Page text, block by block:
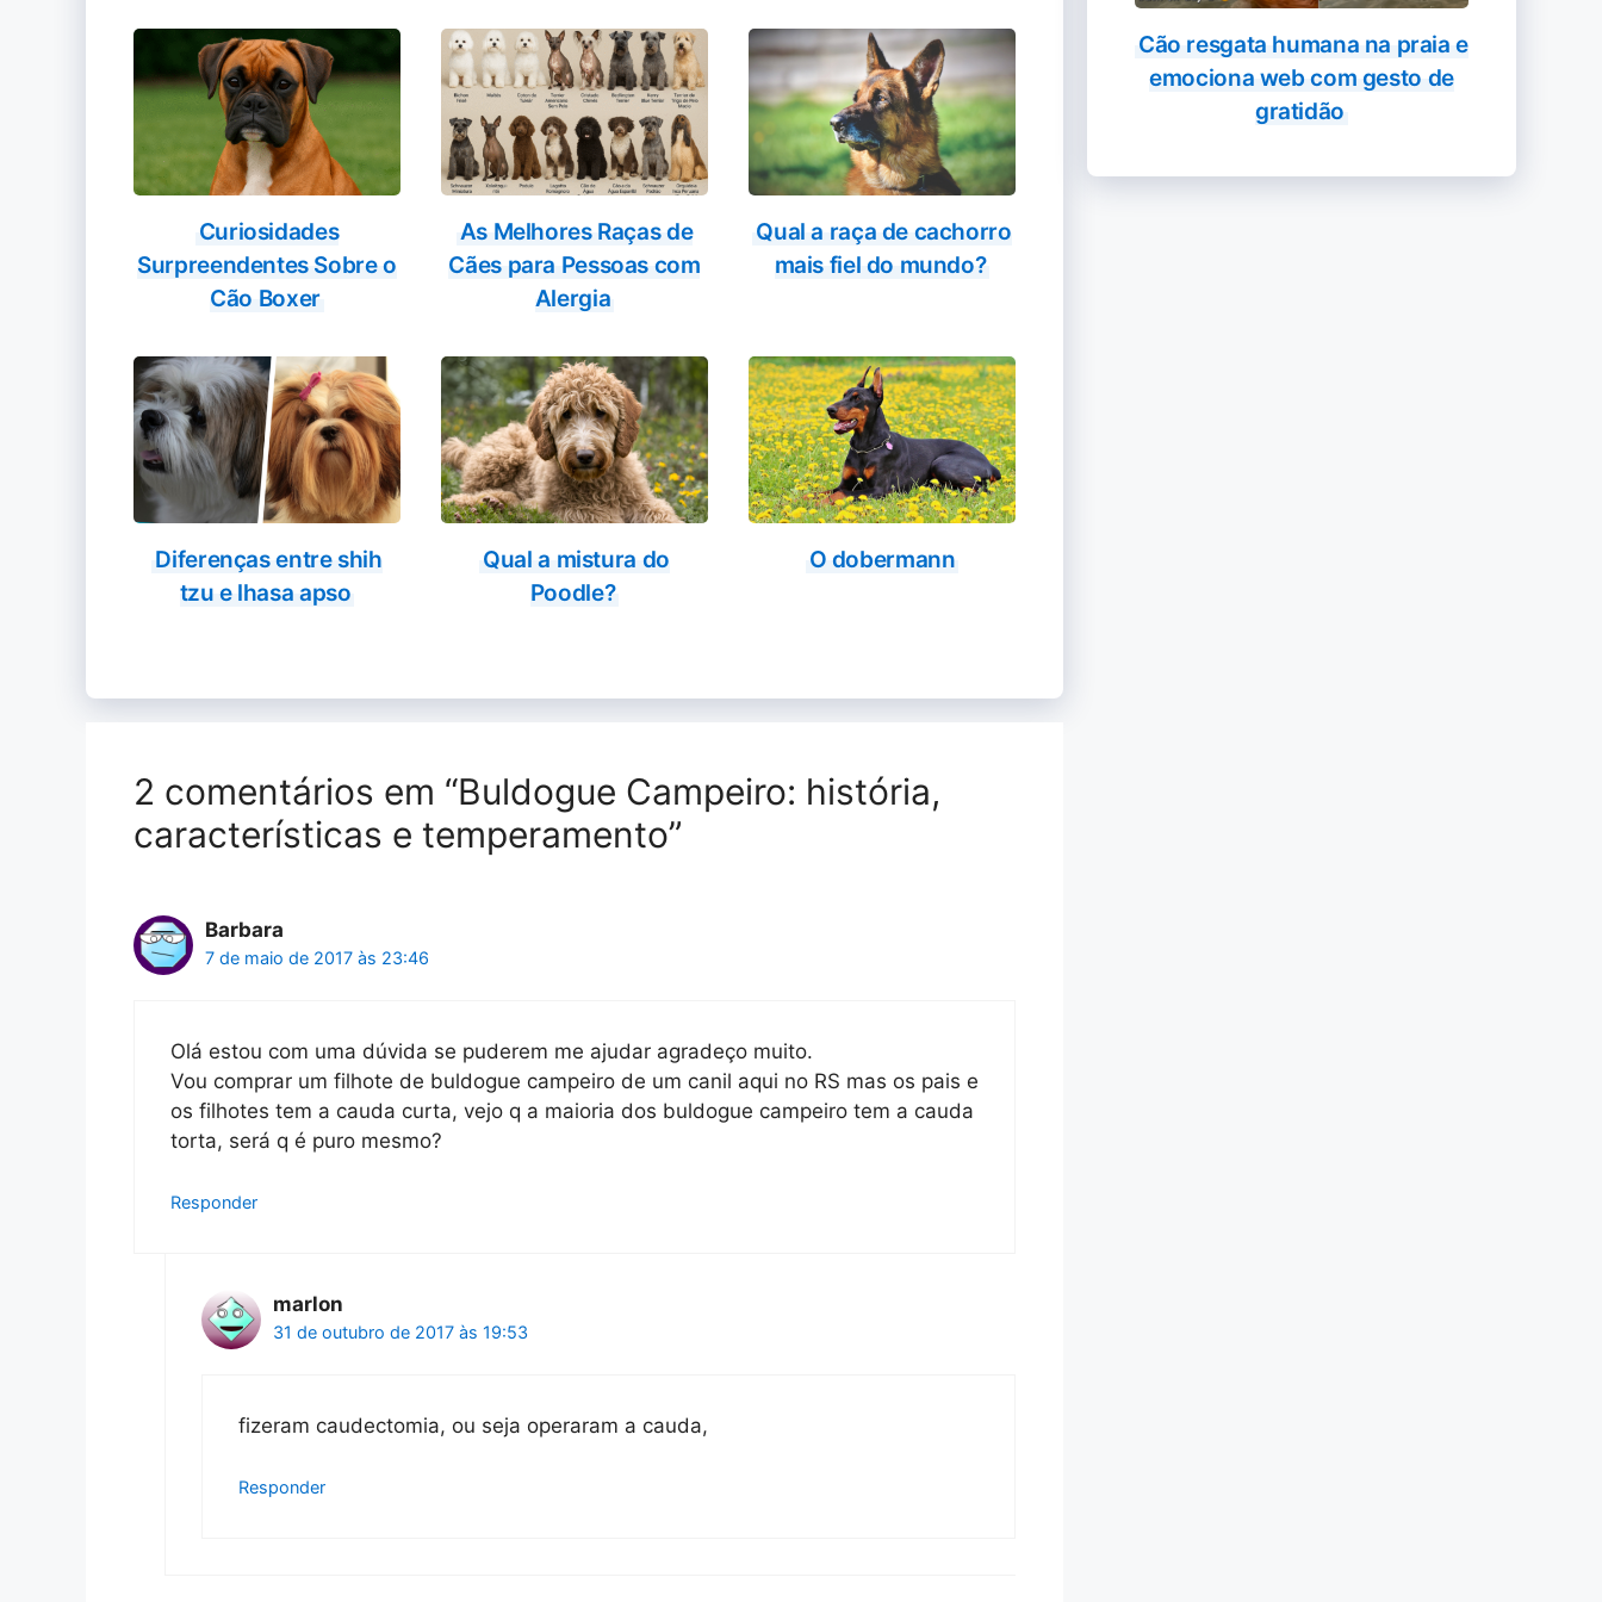
Curiosidades
Surpreendentes Sobre o
Cão Boxer
As Melhores Raças de
Cães para Pessoas com
Alergia
Qual a raça de cachorro
mais fiel do mundo?
Diferenças entre shih
tzu e lhasa apso
Qual a mistura do
Poodle?
O dobermann
2 comentários em “Buldogue Campeiro: história,
características e temperamento”
Barbara
7 de maio de 2017 às 23:46
Olá estou com uma dúvida se puderem me ajudar agradeço muito.
Vou comprar um filhote de buldogue campeiro de um canil aqui no RS mas os pais e
os filhotes tem a cauda curta, vejo q a maioria dos buldogue campeiro tem a cauda
torta, será q é puro mesmo?
Responder
marlon
31 de outubro de 2017 às 19:53
fizeram caudectomia, ou seja operaram a cauda,
Responder
Cão resgata humana na praia e
emociona web com gesto de
gratidão